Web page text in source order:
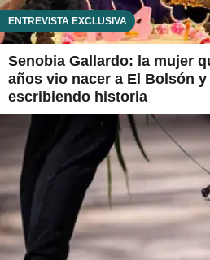
ENTREVISTA EXCLUSIVA
Senobia Gallardo: la mujer
años vio nacer a El Bolsón
escribiendo historia